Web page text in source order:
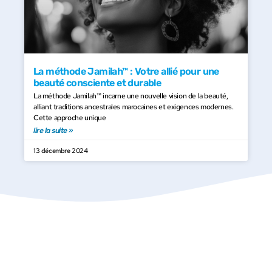
La méthode Jamilah™ : Votre allié pour une
beauté consciente et durable
La méthode Jamilah™ incarne une nouvelle vision de la beauté,
alliant traditions ancestrales marocaines et exigences modernes.
Cette approche unique
lire la suite »
13 décembre 2024